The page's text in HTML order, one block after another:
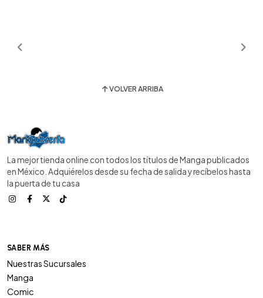
VOLVER ARRIBA
La mejor tienda online con todos los títulos de Manga publicados
en México. Adquiérelos desde su fecha de salida y recíbelos hasta
la puerta de tu casa
SABER MÁS
Nuestras Sucursales
Manga
Comic